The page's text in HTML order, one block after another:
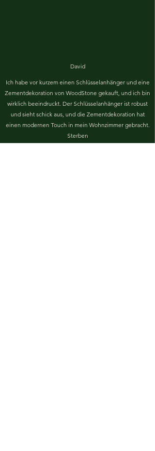
David
Ich habe vor kurzem einen Schlüsselanhänger und eine
Zementdekoration von WoodStone gekauft, und ich bin
wirklich beeindruckt. Der Schlüsselanhänger ist robust
und sieht schick aus, und die Zementdekoration hat
einen modernen Touch in mein Wohnzimmer gebracht.
Sterben